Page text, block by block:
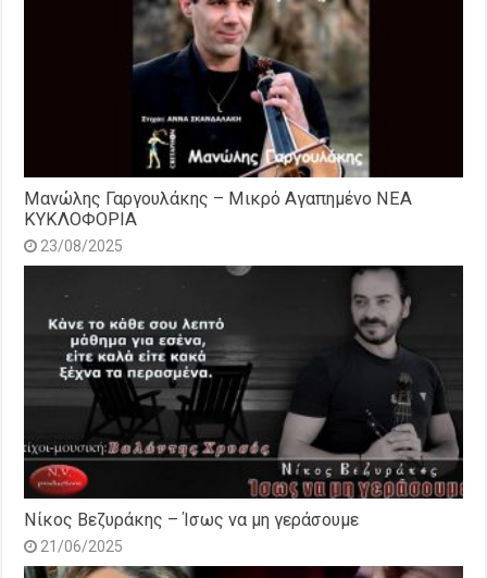
Μανώλης Γαργουλάκης – Μικρό Αγαπημένο NEΑ
ΚΥΚΛΟΦΟΡΙΑ
23/08/2025
Νίκος Βεζυράκης – Ίσως να μη γεράσουμε
21/06/2025